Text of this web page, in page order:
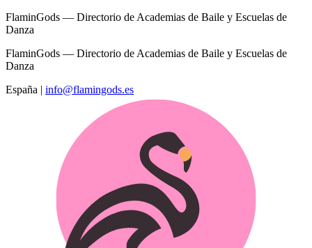
FlaminGods — Directorio de Academias de Baile y Escuelas de
Danza
FlaminGods — Directorio de Academias de Baile y Escuelas de
Danza
España | info@flamingods.es